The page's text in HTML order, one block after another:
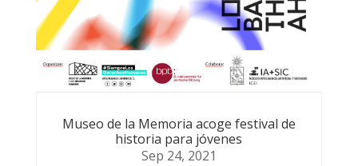
Museo de la Memoria acoge festival de
historia para jóvenes
Sep 24, 2021